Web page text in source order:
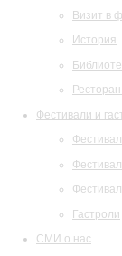
Визит в
История
Фестивали и
Гастроли
СМИ о нас